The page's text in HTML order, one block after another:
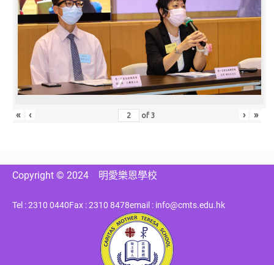
« ‹ of3 › »
Copyright © 2024 明愛樂恩學校
Tel : 2310 0440Fax : 2310 8478email : info@cmts.edu.hk